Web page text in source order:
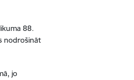
88.
nodrošināt
jo